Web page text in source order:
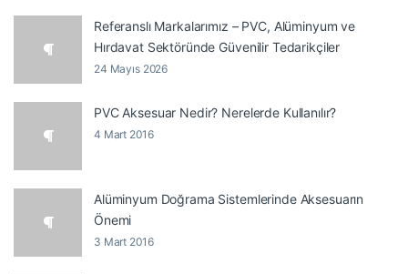
Referanslı Markalarımız – PVC, Alüminyum ve
Hırdavat Sektöründe Güvenilir Tedarikçiler
24 Mayıs 2026
PVC Aksesuar Nedir? Nerelerde Kullanılır?
4 Mart 2016
Alüminyum Doğrama Sistemlerinde Aksesuarın
Önemi
3 Mart 2016